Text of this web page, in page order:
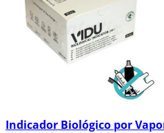
Indicador Biológico por